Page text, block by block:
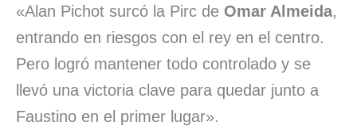
«Alan Pichot surcó la Pirc de Omar Almeida,
entrando en riesgos con el rey en el centro.
Pero logró mantener todo controlado y se
llevó una victoria clave para quedar junto a
Faustino en el primer lugar».